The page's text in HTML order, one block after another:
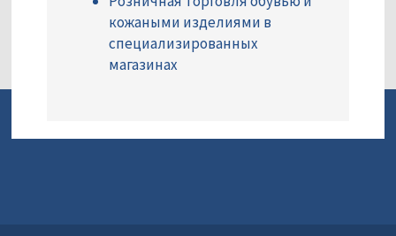
кожаными изделиями в
специализированных
магазинах